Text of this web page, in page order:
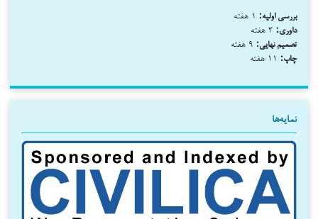
بررسی اولیه:
داوری:
تصمیم نهایی:
چاپ:
نمایه‌ها